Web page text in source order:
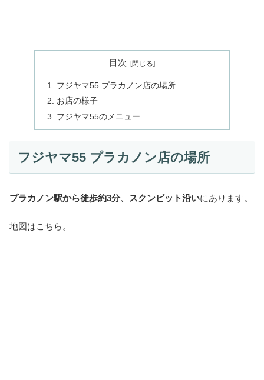
目次
フジヤマ55 プラカノン店の場所
お店の様子
フジヤマ55のメニュー
フジヤマ55 プラカノン店の場所
プラカノン駅から徒歩約3分、スクンビット沿いにあります。
地図はこちら。